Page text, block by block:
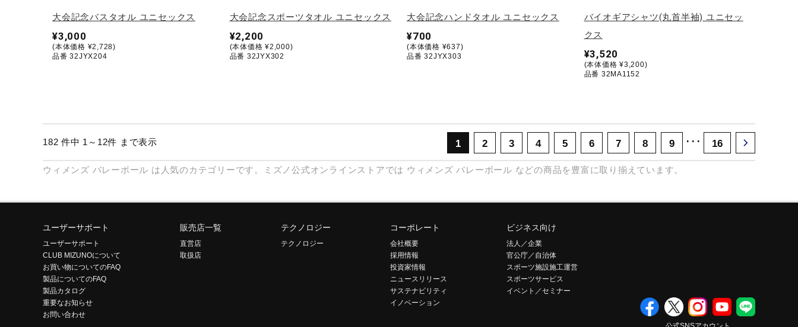
大会記念バスタオル ユニセックス
¥3,000
(本体価格 ¥2,728)
品番 32JYX204
大会記念スポーツタオル ユニセックス
¥2,200
(本体価格 ¥2,000)
品番 32JYX302
大会記念ハンドタオル ユニセックス
¥700
(本体価格 ¥637)
品番 32JYX303
バイオギアシャツ(丸首半袖) ユニセッ
クス
¥3,520
(本体価格 ¥3,200)
品番 32MA1152
182 件中 1～12件 まで表示 1 2 3 4 5 6 7 8 9 ･･･ 16
ウィメンズ バレーボール は人気のカテゴリーです。ミズノ公式オンラインストアでは ウィメンズ バレーボール などの商品を豊富に取り揃えています。
ユーザーサポート
ユーザーサポート
CLUB MIZUNOについて
お買い物についてのFAQ
製品についてのFAQ
製品カタログ
重要なお知らせ
お問い合わせ
販売店一覧
直営店
取扱店
テクノロジー
テクノロジー
コーポレート
会社概要
採用情報
投資家情報
ニュースリリース
サステナビリティ
イノベーション
ビジネス向け
法人／企業
官公庁／自治体
スポーツ施設施工運営
スポーツサービス
イベント／セミナー